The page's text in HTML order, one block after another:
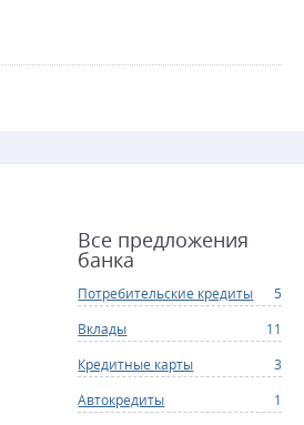
Все предложения
банка
Потребительские кредиты
5
Вклады
11
Кредитные карты
3
Автокредиты
1